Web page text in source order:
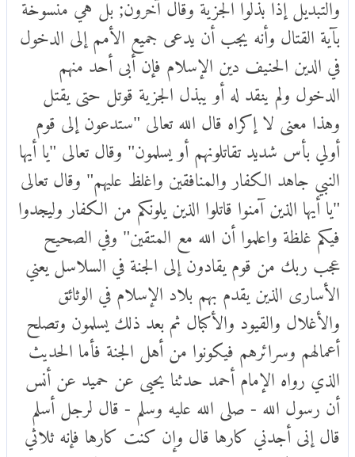
بآية القتال وأنه يجب أن يدعى جميع الأمم إلى الدخول
في الدين الحنيف دين الإسلام فإن أبى أحد منهم
الدخول ولم ينقد له أو يبذل الجزية قوتل حتى يقتل
وهذا معنى لا إكراه قال الله تعالى "ستدعون إلى قوم
أولي بأس شديد تقاتلونهم أو يسلمون" وقال تعالى "يا أيها
النبي جاهد الكفار والمنافقين واغلظ عليهم" وقال تعالى
"يا أيها الذين آمنوا قاتلوا الذين يلونكم من الكفار وليجدوا
فيكم غلظة واعلموا أن الله مع المتقين" وفي الصحيح
عجب ربك من قوم يقادون إلى الجنة في السلاسل يعني
الأسارى الذين يقدم بهم بلاد الإسلام في الوثائق
والأغلال والقيود والأكبال ثم بعد ذلك يسلمون وتصلح
أعمالهم وسرائرهم فيكونوا من أهل الجنة فأما الحديث
الذي رواه الإمام أحمد حدثنا يحيى عن حميد عن أنس
أن رسول الله - صلى الله عليه وسلم - قال لرجل أسلم
قال إنى أجدني كارها قال وإن كنت كارها فإنه ثلاثي